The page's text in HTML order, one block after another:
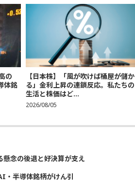
の
体銘
【日本株】「風が吹けば桶屋が儲か
る」金利上昇の連鎖反応。私たちの
生活と株価はど...
2026/08/05
念の後退と好決算が支え
半導体銘柄がけん引